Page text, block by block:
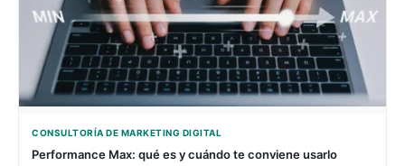
CONSULTORÍA DE MARKETING DIGITAL
Performance Max: qué es y cuándo te conviene usarlo